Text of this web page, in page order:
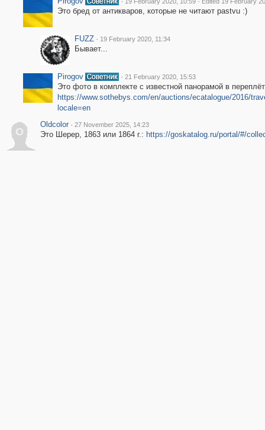
Это бред от антикваров, которые не читают pastvu :)
FUZZ · 19 February 2020, 11:34
Бывает...
Pirogov · 21 February 2020, 15:53
Это фото в комплекте с известной панорамой в
https://www.sothebys.com/en/auctions/ecatalogue/2016/
locale=en
O
Oldcolor · 27 November 2025, 14:23
Это Шерер, 1863 или 1864 г.: https://goskatalog.ru/portal/#/